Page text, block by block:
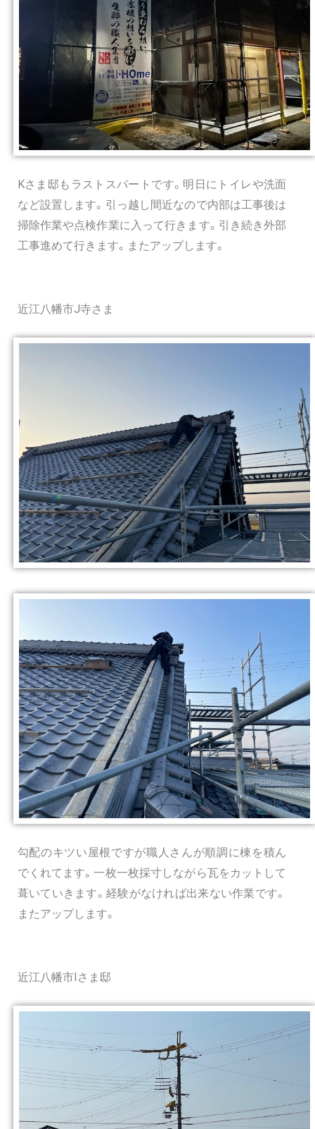
Kさま邸もラストスパートです。明日にトイレや洗面
など設置します。引っ越し間近なので内部は工事後は
掃除作業や点検作業に入って行きます。引き続き外部
工事進めて行きます。またアップします。
近江八幡市J寺さま
勾配のキツい屋根ですが職人さんが順調に棟を積ん
でくれてます。一枚一枚採寸しながら瓦をカットして
葺いていきます。経験がなければ出来ない作業です。
またアップします。
近江八幡市Iさま邸